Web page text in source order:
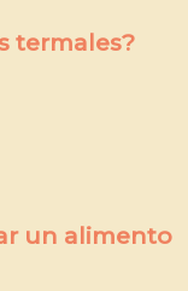
termales?
un alimento